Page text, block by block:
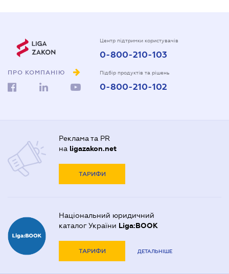
ПРО КОМПАНІЮ
Центр підтримки користувачів
0-800-210-103
Підбір продуктів та рішень
0-800-210-102
Реклама та PR
на ligazakon.net
ТАРИФИ
Національний юридичний
каталог України Liga:BOOK
ТАРИФИ ДЕТАЛЬНІШЕ